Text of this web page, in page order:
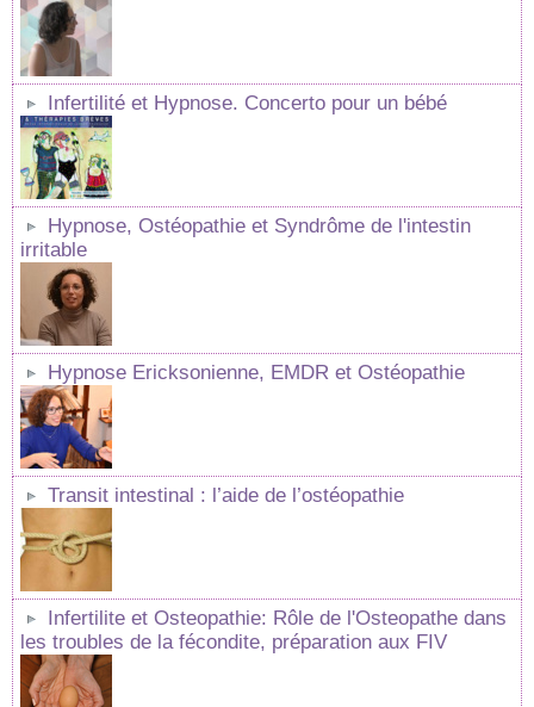
Infertilité et Hypnose. Concerto pour un bébé
Hypnose, Ostéopathie et Syndrôme de l'intestin
irritable
Hypnose Ericksonienne, EMDR et Ostéopathie
Transit intestinal : l’aide de l’ostéopathie
Infertilite et Osteopathie: Rôle de l'Osteopathe dans
les troubles de la fécondite, préparation aux FIV